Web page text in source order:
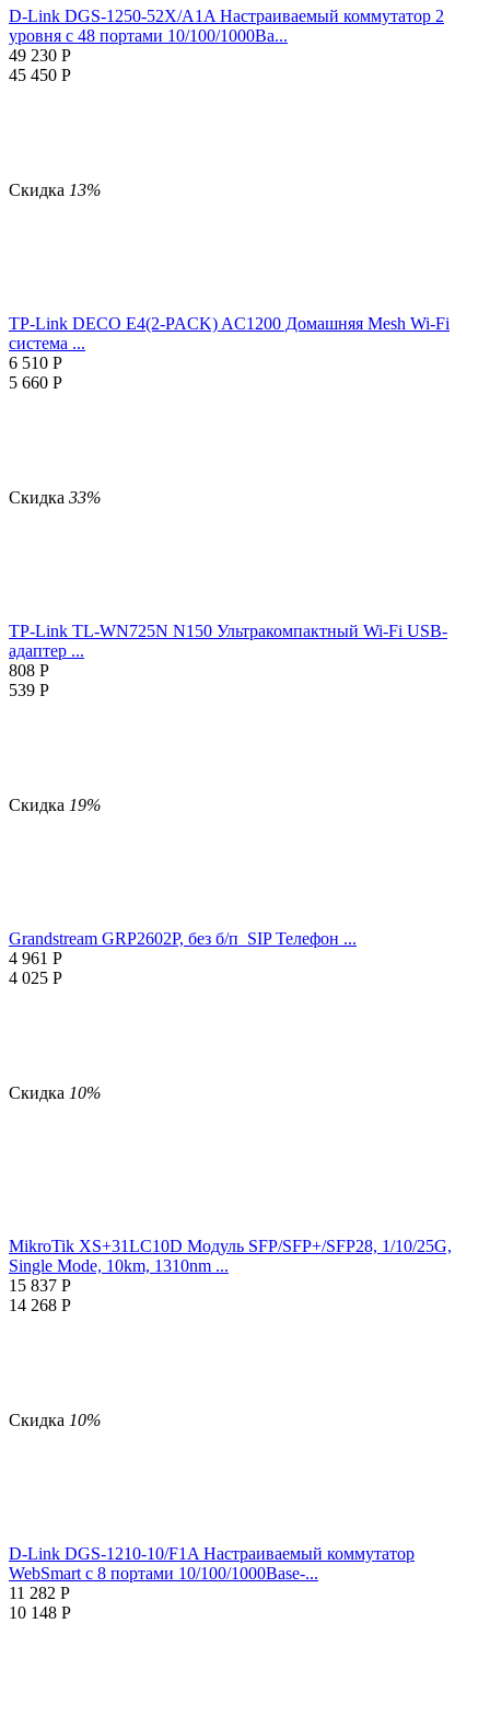
D-Link DGS-1250-52X/A1A Настраиваемый коммутатор 2
уровня c 48 портами 10/100/1000Ba...
49 230 Р
45 450 Р
Скидка 13%
TP-Link DECO E4(2-PACK) AC1200 Домашняя Mesh Wi-Fi
система ...
6 510 Р
5 660 Р
Скидка 33%
TP-Link TL-WN725N N150 Ультракомпактный Wi-Fi USB-
адаптер ...
808 Р
539 Р
Скидка 19%
Grandstream GRP2602P, без б/п SIP Телефон ...
4 961 Р
4 025 Р
Скидка 10%
MikroTik XS+31LC10D Модуль SFP/SFP+/SFP28, 1/10/25G,
Single Mode, 10km, 1310nm ...
15 837 Р
14 268 Р
Скидка 10%
D-Link DGS-1210-10/F1A Настраиваемый коммутатор
WebSmart с 8 портами 10/100/1000Base-...
11 282 Р
10 148 Р